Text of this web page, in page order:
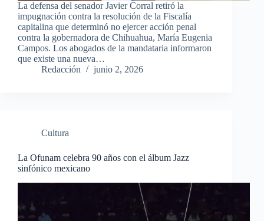
La defensa del senador Javier Corral retiró la
impugnación contra la resolución de la Fiscalía
capitalina que determinó no ejercer acción penal
contra la gobernadora de Chihuahua, María Eugenia
Campos. Los abogados de la mandataria informaron
que existe una nueva…
Redacción
junio 2, 2026
Cultura
La Ofunam celebra 90 años con el álbum Jazz
sinfónico mexicano